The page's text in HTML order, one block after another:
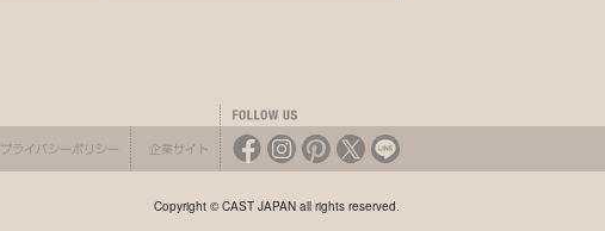
プライバシーポリシー 企業サイト
Copyright © CAST JAPAN all rights reserved.